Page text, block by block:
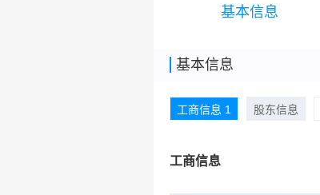
基本信息
基本信息
工商信息 1 股东信息
工商信息